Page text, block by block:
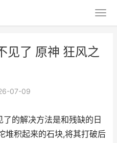
见了 原神 狂风之
07-09
的解决方法是和残缺的日
堆积起来的石块,将其打破后